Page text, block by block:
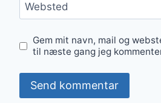
Websted
Gem mit navn, mail og
til næste gang jeg